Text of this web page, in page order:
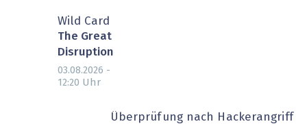
Wild Card
The Great
Disruption
03.08.2026 -
12:20 Uhr
Überprüfung nach Hackerangriff